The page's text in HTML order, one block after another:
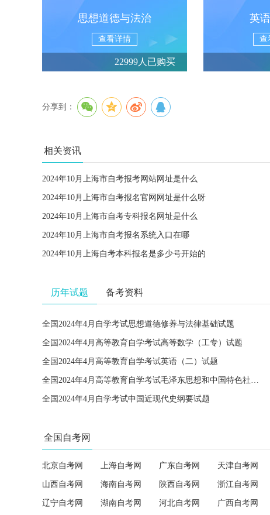
思想道德与法治
查看详情
22999人已购买
英
查
分享到：
相关资讯
2024年10月上海市自考报考网站网址是什么
2024年10月上海市自考报名官网网址是什么呀
2024年10月上海市自考专科报名网址是什么
2024年10月上海市自考报名系统入口在哪
2024年10月上海自考本科报名是多少号开始的
历年试题 备考资料
全国2024年4月自学考试思想道德修养与法律基础试题
全国2024年4月高等教育自学考试高等数学（工专）试题
全国2024年4月高等教育自学考试英语（二）试题
全国2024年4月高等教育自学考试毛泽东思想和中国特色社会主义理论体系概论试题
全国2024年4月自学考试中国近现代史纲要试题
全国自考网
北京自考网 上海自考网 广东自考网 天津自考网
山西自考网 海南自考网 陕西自考网 浙江自考网
辽宁自考网 湖南自考网 河北自考网 广西自考网